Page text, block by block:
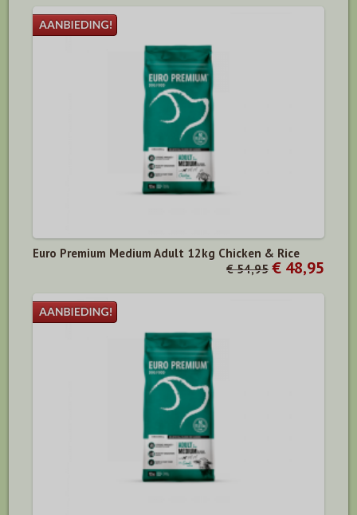
Euro Premium Medium Adult 12kg Chicken & Rice
€ 54,95 € 48,95